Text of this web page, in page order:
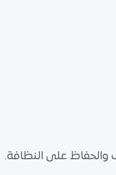
والحفاظ على النظافة.